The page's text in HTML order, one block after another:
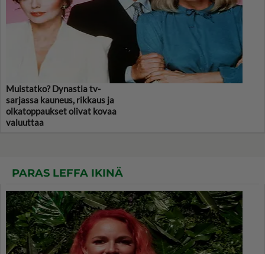
Muistatko? Dynastia tv-
sarjassa kauneus, rikkaus ja
olkatoppaukset olivat kovaa
valuuttaa
PARAS LEFFA IKINÄ